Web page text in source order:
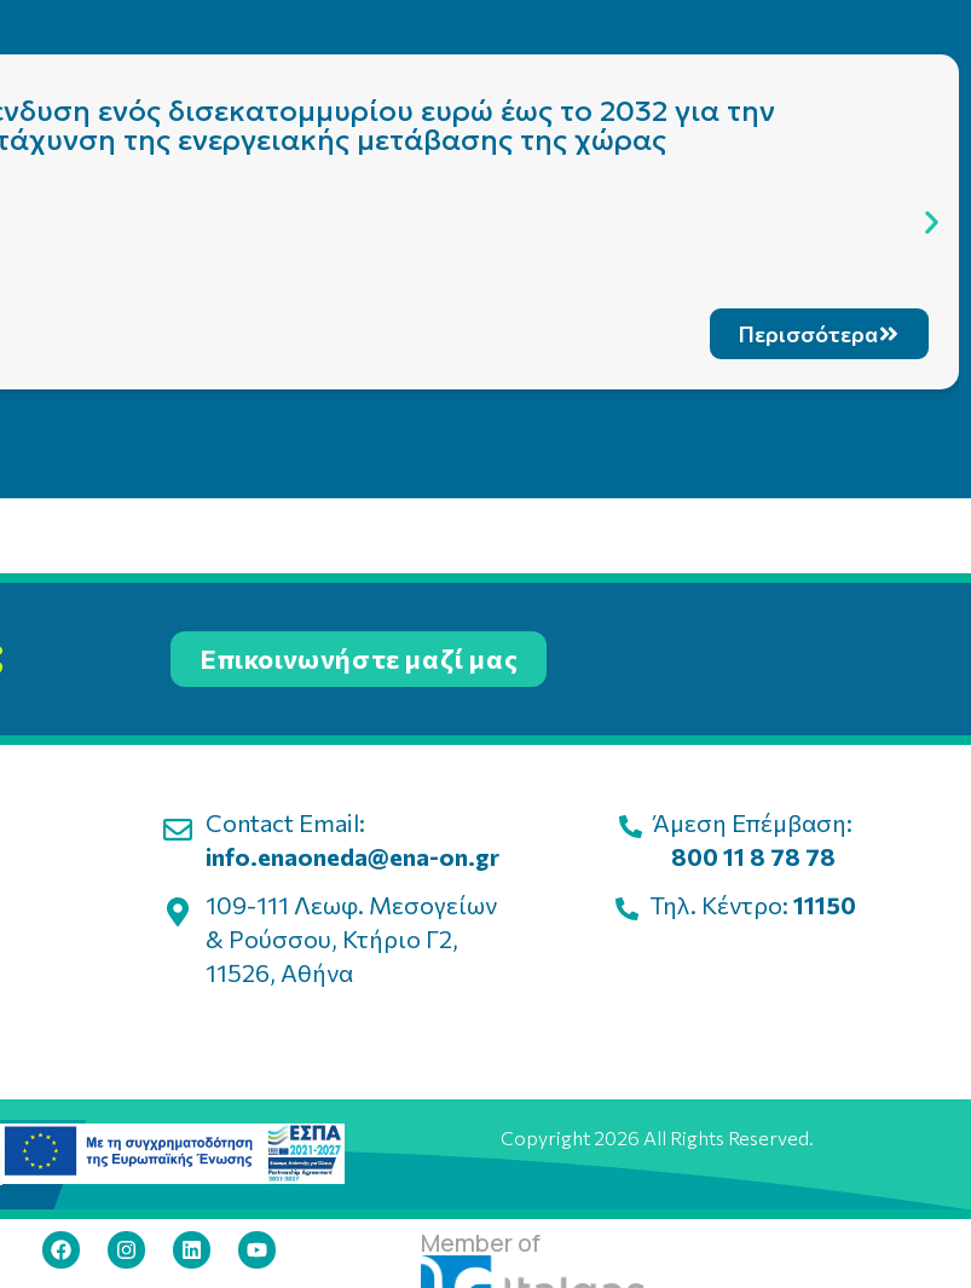
ενός δισεκατομμυρίου ευρώ έως το 2032 για την
της ενεργειακής μετάβασης της χώρας
Περισσότερα
Επικοινωνήστε μαζί μας
Contact Email:
info.enaoneda@ena-on.gr
109-111 Λεωφ. Μεσογείων
& Ρούσσου, Κτήριο Γ2,
11526, Αθήνα
Άμεση Επέμβαση:
800 11 8 78 78
Τηλ. Κέντρο:11150
Copyright 2026 All Rights Reserved.
Member of